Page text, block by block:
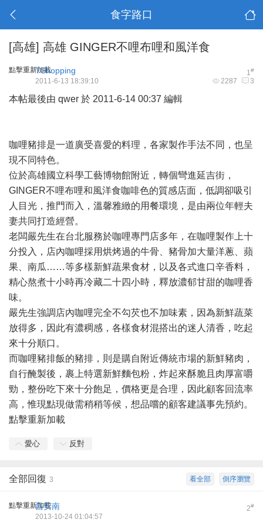
食字路口
[高雄] 高雄 GINGER不哩布哩和風洋食
點擊重新加載 1#
TShopping
2287 3
2011-6-13 18:39:10
本帖最後由 qwer 於 2011-6-14 00:37 編輯
咖哩豬排是一道廣受喜愛的料理，各家製作手法不同，也呈
現不同特色。
位於高雄國立科學工藝博物館附近，轉個彎進延吉街，
GINGER不哩布哩和風洋食咖啡色的質感店面，低調卻吸引
人目光，推門而入，溫馨雅緻的用餐環境，是由兩位年輕夫
妻共同打造經營。
老闆嚴先生在台北服務於咖哩專門店多年，在咖哩製作上十
分投入，店內咖哩採用烘烤過的牛骨、豬骨加大量洋蔥、蘋
果、南瓜……等多樣新鮮蔬果食材，以及各式進口辛香料，
精心熬煮十小時再冷藏二十四小時，釋放濃郁甘甜的咖哩香
味。
嚴先生強調店內咖哩完全不勾芡也不加味素，因為新鮮蔬菜
放得多，因此有濃稠感，各樣食材混搭出的迷人清香，吃起
來十分順口。
而咖哩豬排飯的豬排，則是購自附近傳統市場的新鮮豬肉，
自行醃製後，裹上特選新鮮麵包粉，炸起來酥脆且肉厚富嚼
勁，整份吃下來十分飽足，價格更是合理，因此顧客回流率
高，惟現點現做需稍稍等候，想品嚐的顧客建議事先預約。
點擊重新加載
愛心 反對
倒序瀏覽
看全部
全部回復 3
點擊重新加載 2#
昌安南
2013-10-24 01:04:57